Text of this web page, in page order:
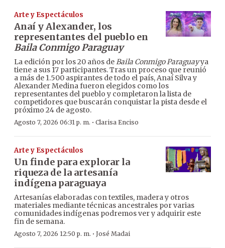
Arte y Espectáculos
Anaí y Alexander, los
representantes del pueblo en
Baila Conmigo Paraguay
La edición por los 20 años deBaila Conmigo Paraguayya
tiene a sus 17 participantes. Tras un proceso que reunió
a más de 1.500 aspirantes de todo el país, Anaí Silva y
Alexander Medina fueron elegidos como los
representantes del pueblo y completaron la lista de
competidores que buscarán conquistar la pista desde el
próximo 24 de agosto.
Agosto 7, 2026 06:31 p. m. · Clarisa Enciso
Arte y Espectáculos
Un finde para explorar la
riqueza de la artesanía
indígena paraguaya
Artesanías elaboradas con textiles, madera y otros
materiales mediante técnicas ancestrales por varias
comunidades indígenas podremos ver y adquirir este
fin de semana.
Agosto 7, 2026 12:50 p. m. · José Madai